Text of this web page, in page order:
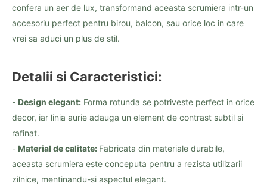
confera un aer de lux, transformand aceasta scrumiera intr-un
accesoriu perfect pentru birou, balcon, sau orice loc in care
vrei sa aduci un plus de stil.
Detalii si Caracteristici:
- Design elegant: Forma rotunda se potriveste perfect in orice
decor, iar linia aurie adauga un element de contrast subtil si
rafinat.
- Material de calitate: Fabricata din materiale durabile,
aceasta scrumiera este conceputa pentru a rezista utilizarii
zilnice, mentinandu-si aspectul elegant.